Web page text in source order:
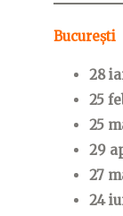
București
28
25
25
29
27
24